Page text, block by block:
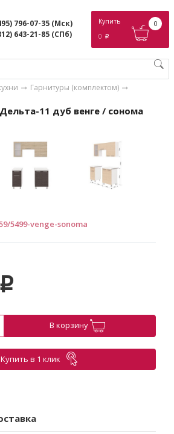
796-07-35 (Мск)
643-21-85 (СПб)
Купить
0 p
0
Гарнитуры (комплектом)
11 дуб венге / сонома
5499-venge-sonoma
p
В корзину
Купить в 1 клик